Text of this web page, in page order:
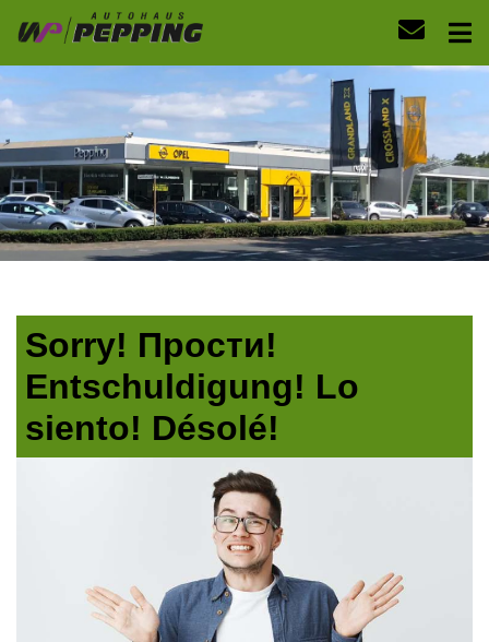
Sorry! Прости!
Entschuldigung! Lo
siento! Désolé!